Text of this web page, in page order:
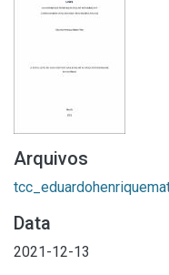
Arquivos
Data
2021-12-13